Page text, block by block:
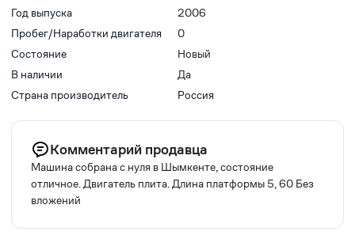
Год выпуска
2006
Пробег/Наработки двигателя
0
Состояние
Новый
В наличии
Да
Страна производитель
Россия
Комментарий продавца
Машина собрана с нуля в Шымкенте, состояние
отличное. Двигатель плита. Длина платформы 5, 60 Без
вложений